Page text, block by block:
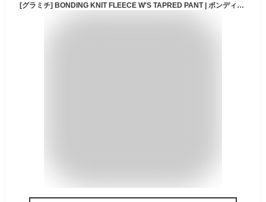
[グラミチ] BONDING KNIT FLEECE W'S TAPRED PANT | ボンディングニットフリースウィメンズテーパードパンツ S：HEATHER CHARCOAL